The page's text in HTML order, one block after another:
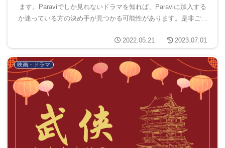
ます。Paraviでしか見れないドラマを知れば、Paraviに加入する
か迷っている方の決め手が見つかる可能性があります。是非ご覧
2022.05.21
2023.07.01
映画・ドラマ